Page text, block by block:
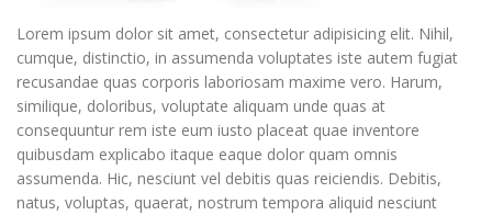
Lorem ipsum dolor sit amet, consectetur adipisicing elit. Nihil,
cumque, distinctio, in assumenda voluptates iste autem fugiat
recusandae quas corporis laboriosam maxime vero. Harum,
similique, doloribus, voluptate aliquam unde quas at
consequuntur rem iste eum iusto placeat quae inventore
quibusdam explicabo itaque eaque dolor quam omnis
assumenda. Hic, nesciunt vel debitis quas reiciendis. Debitis,
natus, voluptas, quaerat, nostrum tempora aliquid nesciunt